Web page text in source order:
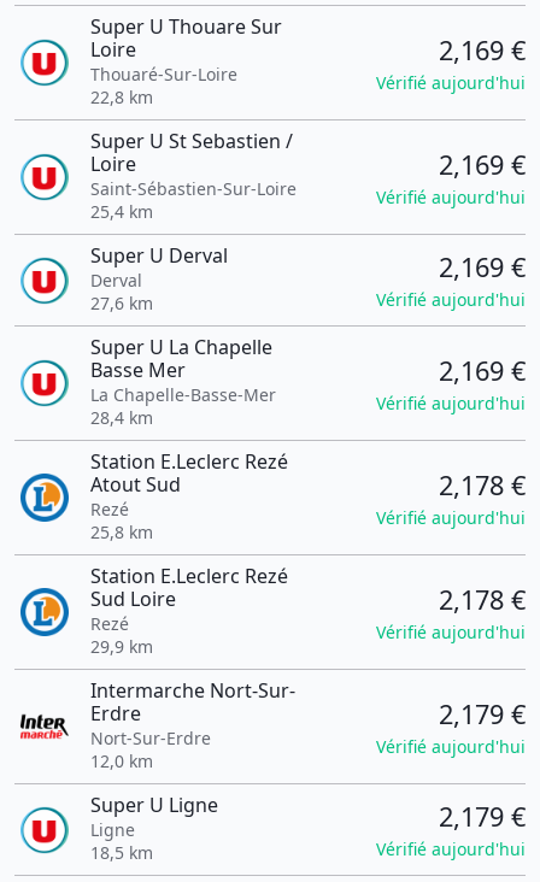
Super U Thouare Sur
Loire
Thouaré-Sur-Loire
22,8 km
2,169 €
Vérifié aujourd'hui
Super U St Sebastien /
Loire
Saint-Sébastien-Sur-Loire
25,4 km
2,169 €
Vérifié aujourd'hui
Super U Derval
Derval
27,6 km
2,169 €
Vérifié aujourd'hui
Super U La Chapelle
Basse Mer
La Chapelle-Basse-Mer
28,4 km
2,169 €
Vérifié aujourd'hui
Station E.Leclerc Rezé
Atout Sud
Rezé
25,8 km
2,178 €
Vérifié aujourd'hui
Station E.Leclerc Rezé
Sud Loire
Rezé
29,9 km
2,178 €
Vérifié aujourd'hui
Intermarche Nort-Sur-
Erdre
Nort-Sur-Erdre
12,0 km
2,179 €
Vérifié aujourd'hui
Super U Ligne
Ligne
18,5 km
2,179 €
Vérifié aujourd'hui